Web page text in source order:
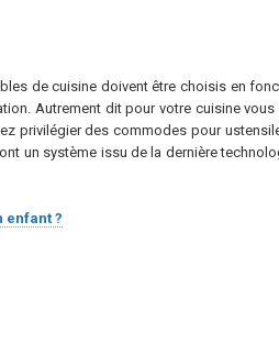
de cuisine doivent être choisis en
Autrement dit pour votre cuisine
privilégier des commodes pour
un système issu de la dernière
enfant ?